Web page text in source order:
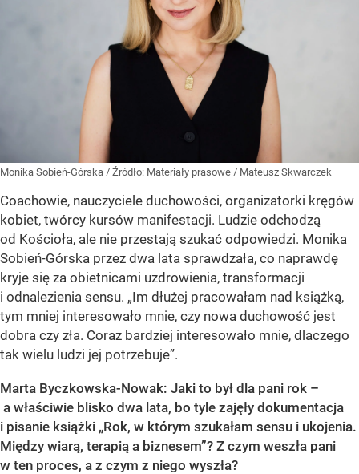
Monika Sobień-Górska / Źródło: Materiały prasowe / Mateusz Skwarczek
Coachowie, nauczyciele duchowości, organizatorki kręgów
kobiet, twórcy kursów manifestacji. Ludzie odchodzą
od Kościoła, ale nie przestają szukać odpowiedzi. Monika
Sobień-Górska przez dwa lata sprawdzała, co naprawdę
kryje się za obietnicami uzdrowienia, transformacji
i odnalezienia sensu. „Im dłużej pracowałam nad książką,
tym mniej interesowało mnie, czy nowa duchowość jest
dobra czy zła. Coraz bardziej interesowało mnie, dlaczego
tak wielu ludzi jej potrzebuje”.
Marta Byczkowska-Nowak: Jaki to był dla pani rok –
a właściwie blisko dwa lata, bo tyle zajęły dokumentacja
i pisanie książki „Rok, w którym szukałam sensu i ukojenia.
Między wiarą, terapią a biznesem”? Z czym weszła pani
w ten proces, a z czym z niego wyszła?